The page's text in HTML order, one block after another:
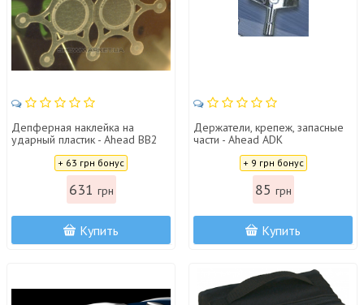
Депферная наклейка на
ударный пластик - Ahead BB2
+ 63 грн бонус
631 грн
Купить
Держатели, крепеж, запасные
части - Ahead ADK
+ 9 грн бонус
85 грн
Купить